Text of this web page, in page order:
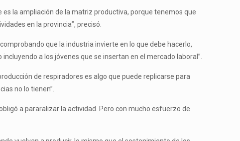
la ampliación de la matriz productiva, porque tenemos que
en la provincia”, precisó.
que la industria invierte en lo que debe hacerlo,
a los jóvenes que se insertan en el mercado laboral”.
de respiradores es algo que puede replicarse para
no lo tienen”.
a pararalizar la actividad. Pero con mucho esfuerzo de